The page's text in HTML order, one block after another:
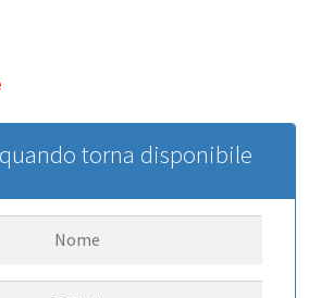
torna disponibile